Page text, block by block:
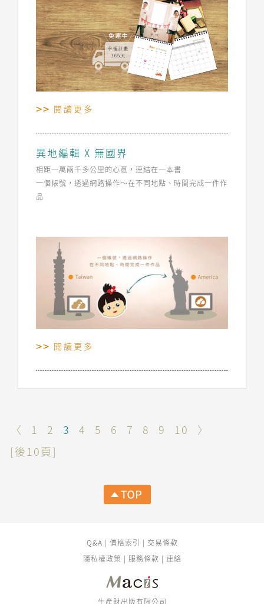
閱讀更多
異地編輯 X 無國界
相距一萬兩千多公里的心意，連結在一本書
一個帳號，透過網路操作～在不同地點、時間完成一件作
品
閱讀更多
〈 1 2 3 4 5 6 7 8 9 10
〉
[後10頁]
Q&A | 價格索引 | 交易條款
隱私權政策 | 服務條款 | 連絡
生產財出版有限公司